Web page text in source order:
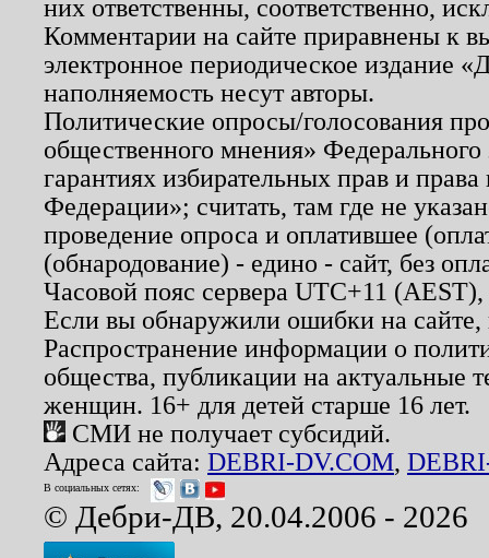
них ответственны, соответственно,
Комментарии на сайте приравнены к
электронное периодическое издание
наполняемость несут авторы.
Политические опросы/голосования
общественного мнения»
гарантиях избирательных прав и
Федерации»; считать, там где не
проведение опроса и оплатившее
(обнародование) - едино - сайт, без
Часовой пояс сервера UTC+11
Если вы обнаружили ошибки на
Распространение информации о
общества, публикации на актуальные
женщин. 16+ для детей старше 16 лет.
СМИ не получает субсидий.
Адреса сайта: DEBRI-DV.COM,
В социальных сетях:
© Дебри-ДВ, 20.04.2006 - 2026